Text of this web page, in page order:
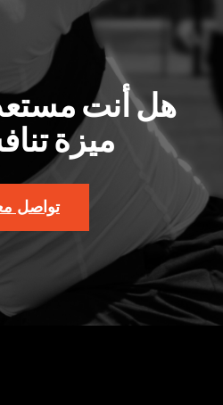
هل أنت
ميزة
تواصل